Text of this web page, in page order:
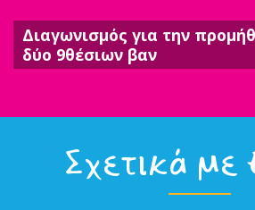
Διαγωνισμός για την
δύο 9θέσιων βαν
Σχετικά